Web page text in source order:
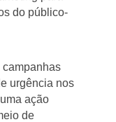
do público-
campanhas
urgência nos
ação
de